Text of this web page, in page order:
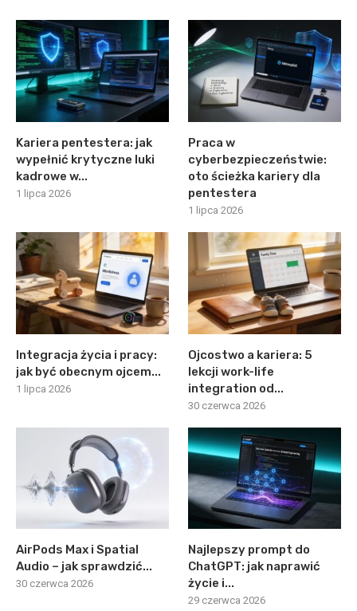
Kariera pentestera: jak
wypełnić krytyczne luki
kadrowe w...
1 lipca 2026
Praca w
cyberbezpieczeństwie:
oto ścieżka kariery dla
pentestera
1 lipca 2026
Integracja życia i pracy:
jak być obecnym ojcem...
1 lipca 2026
Ojcostwo a kariera: 5
lekcji work-life
integration od...
30 czerwca 2026
AirPods Max i Spatial
Audio – jak sprawdzić...
30 czerwca 2026
Najlepszy prompt do
ChatGPT: jak naprawić
życie i...
29 czerwca 2026